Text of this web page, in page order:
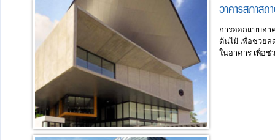
อาคารสภาสถ
การออกแบบอา
ต้นไม้ เพื่อช่วย
ในอาคาร เพื่อช่